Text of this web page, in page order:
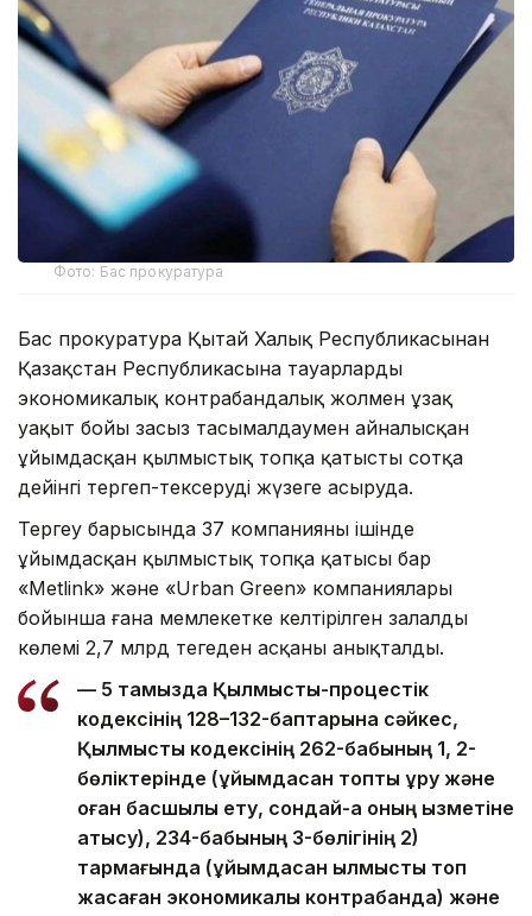
Фото: Бас прокуратура
Бас прокуратура Қытай Халық Республикасынан
Қазақстан Республикасына тауарларды
экономикалық контрабандалық жолмен ұзақ
уақыт бойы заңсыз тасымалдаумен айналысқан
ұйымдасқан қылмыстық топқа қатысты сотқа
дейінгі тергеп-тексеруді жүзеге асыруда.
Тергеу барысында 37 компанияның ішінде
ұйымдасқан қылмыстық топқа қатысы бар
«Metlink» және «Urban Green» компаниялары
бойынша ғана мемлекетке келтірілген залалдың
көлемі 2,7 млрд теңгеден асқаны анықталды.
— 5 тамызда Қылмыстық-процестік
кодексінің 128–132-баптарына сәйкес,
Қылмыстық кодексінің 262-бабының 1, 2-
бөліктерінде (ұйымдасқан топты құру және
оған басшылық ету, сондай-ақ оның қызметіне
қатысу), 234-бабының 3-бөлігінің 2)
тармағында (ұйымдасқан қылмыстық топ
жасаған экономикалық контрабанда) және